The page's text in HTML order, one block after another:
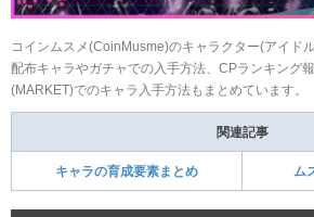
コインムスメ(CoinMusme)のキャラクター(アイド
配布キャラやガチャでの入手方法、CPランキング
(MARKET)でのキャラ入手方法もまとめています。
関連記事
キャラの育成要素まとめ ム